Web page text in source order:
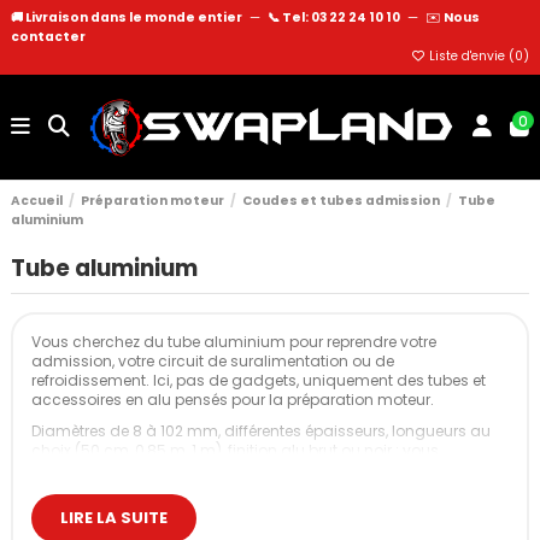
🚚 Livraison dans le monde entier — 📞 Tel: 03 22 24 10 10 — ✉️ Nous
contacter
Liste d'envie (0)
0
Accueil Préparation moteur Coudes et tubes admission
Tube
aluminium
Tube aluminium
Vous cherchez du tube aluminium pour reprendre votre
admission, votre circuit de suralimentation ou de
refroidissement. Ici, pas de gadgets, uniquement des tubes et
accessoires en alu pensés pour la préparation moteur.
Diamètres de 8 à 102 mm, différentes épaisseurs, longueurs au
choix (50 cm, 0,85 m, 1 m), finition alu brut ou noir : vous
Pourquoi passer en tube aluminium sur votre
LIRE LA SUITE